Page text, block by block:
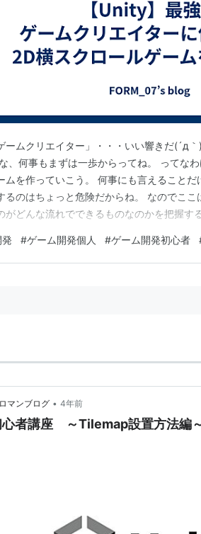
ームクリエイター」・・・いい響きだ(´д
な、何事もまずは一歩からってね。 ってな
ムを作っていこう。 何事にも言えること
るのはちょっと危険だからね。 なのでこ
がどんな流れでできるものなのかを把握す
・・・・（ﾟ◇ﾟ'） form-
#ゲーム開発個人 #ゲーム開発初心者
マンブログ • 4年前
者講座 ～Tilemap設置方法編